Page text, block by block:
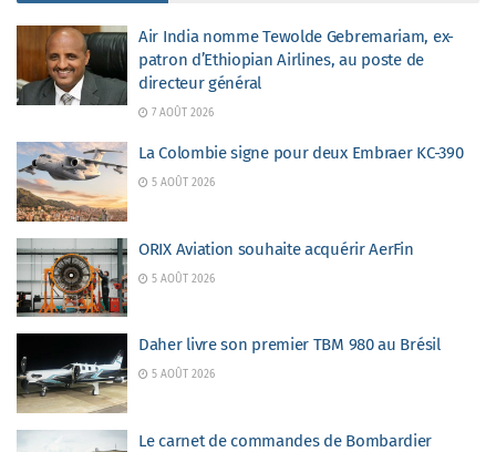
Air India nomme Tewolde Gebremariam, ex-
patron d’Ethiopian Airlines, au poste de
directeur général
7 AOÛT 2026
La Colombie signe pour deux Embraer KC-390
5 AOÛT 2026
ORIX Aviation souhaite acquérir AerFin
5 AOÛT 2026
Daher livre son premier TBM 980 au Brésil
5 AOÛT 2026
Le carnet de commandes de Bombardier